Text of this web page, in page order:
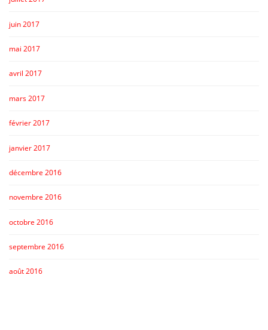
juin 2017
mai 2017
avril 2017
mars 2017
février 2017
janvier 2017
décembre 2016
novembre 2016
octobre 2016
septembre 2016
août 2016